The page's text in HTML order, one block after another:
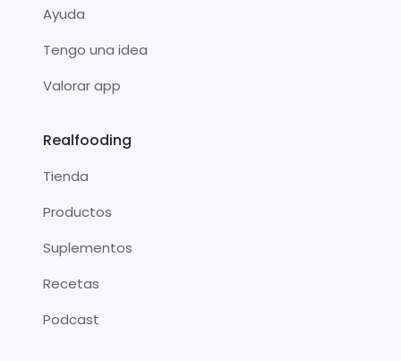
Ayuda
Tengo una idea
Valorar app
Realfooding
Tienda
Productos
Suplementos
Recetas
Podcast